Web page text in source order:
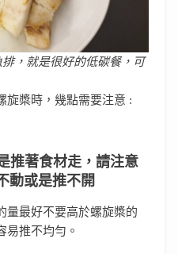
，就是很好的低碳餐，可
旋槳時，幾點需要注意 :
推著食材走，請注意
動或是推不開
量最好不要高於螺旋槳的
易推不均勻。